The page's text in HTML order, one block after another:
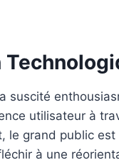
suscité
utilisateur à
le grand public
à une